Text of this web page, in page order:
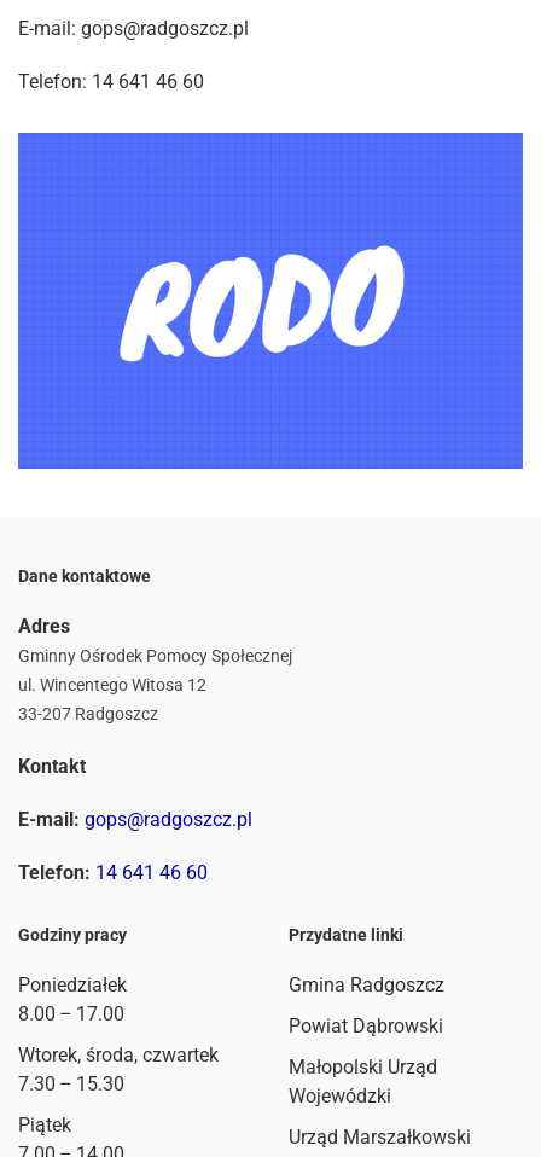
E-mail: gops@radgoszcz.pl
Telefon: 14 641 46 60
Dane kontaktowe
Adres
Gminny Ośrodek Pomocy Społecznej
ul. Wincentego Witosa 12
33-207 Radgoszcz
Kontakt
E-mail: gops@radgoszcz.pl
Telefon: 14 641 46 60
Godziny pracy
Poniedziałek
8.00 – 17.00
Wtorek, środa, czwartek
7.30 – 15.30
Piątek
Przydatne linki
Gmina Radgoszcz
Powiat Dąbrowski
Małopolski Urząd
Wojewódzki
Urząd Marszałkowski